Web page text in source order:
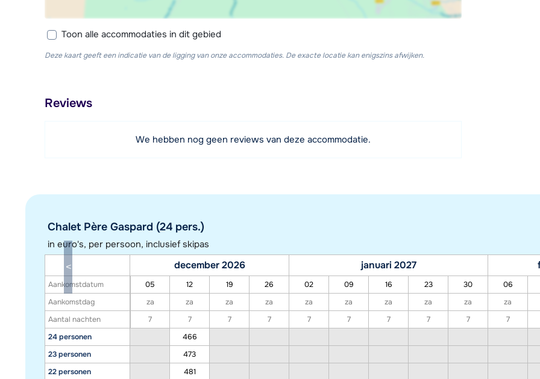
Toon alle accommodaties in dit gebied
Deze kaart geeft een indicatie van de ligging van onze accommodaties. De exacte locatie kan enigszins afwijken.
Reviews
We hebben nog geen reviews van deze accommodatie.
Chalet Père Gaspard (24 pers.)
in euro's, per persoon, inclusief skipas
Aankomstdatum
Aankomstdag
Aantal nachten
24 personen
23 personen
22 personen
december 2026 januari 2027
05 12 19 26 02 09 16 23 30 06
za
za za za za za za za za za
7
7 7 7 7 7 7 7 7 7
466
473
481